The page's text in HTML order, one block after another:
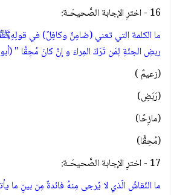
16 - اخترِ الإجابة الصَّحيحَـة:
ما الكلمة التي تعني (ضامِنٌ وكافِلٌ) في
ربضِ الجنّةِ لِمَن تَرَكَ المِراءَ و إنْ كانَ مُحِقًّا "
(زعيمٌ )
(رَبَضِ)
(مازِحًا)
(مُحِقًّا)
17 - اخترِ الإجابة الصَّحيحَـة:
ما النّقاشُ الّذي لا يُرجى مِنهُ فائدةٌ مِن بينِ ما